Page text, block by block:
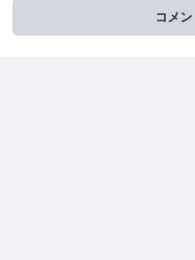
コメン